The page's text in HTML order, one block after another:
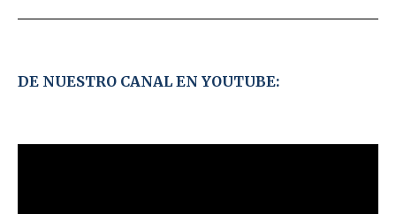
DE NUESTRO CANAL EN YOUTUBE: